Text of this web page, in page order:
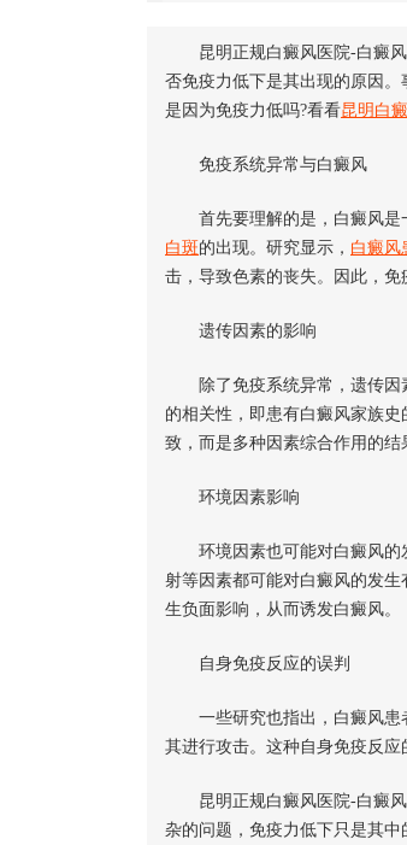
昆明正规白癜风医院-白癜风
否免疫力低下是其出现的原因。
是因为免疫力低吗?看看昆明白
免疫系统异常与白癜风
首先要理解的是，白癜风是
白斑的出现。研究显示， 白癜风
击，导致色素的丧失。因此，免
遗传因素的影响
除了免疫系统异常，遗传因
的相关性，即患有白癜风家族
致，而是多种因素综合作用的结
环境因素影响
环境因素也可能对白癜风的
射等因素都可能对白癜风的发生
生负面影响，从而诱发白癜风。
自身免疫反应的误判
一些研究也指出，白癜风患
其进行攻击。这种自身免疫反应
昆明正规白癜风医院-白癜风
杂的问题，免疫力低下只是其